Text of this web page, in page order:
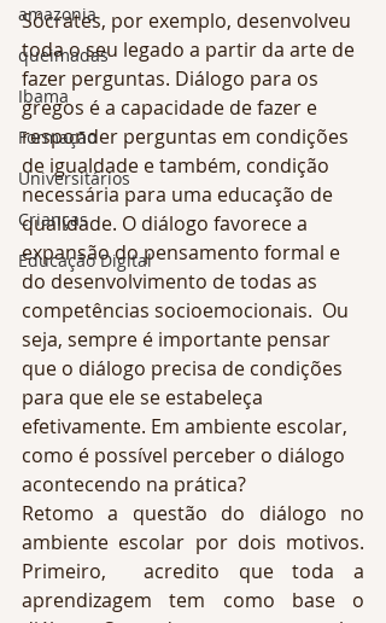
amazonia
queimadas
Ibama
Formação
Universitários
Crianças
Educação Digital
Sócrates, por exemplo, desenvolveu
toda o seu legado a partir da arte de
fazer perguntas. Diálogo para os
gregos é a capacidade de fazer e
responder perguntas em condições
de igualdade e também, condição
necessária para uma educação de
qualidade. O diálogo favorece a
expansão do pensamento formal e
do desenvolvimento de todas as
competências socioemocionais.  Ou
seja, sempre é importante pensar
que o diálogo precisa de condições
para que ele se estabeleça
efetivamente. Em ambiente escolar,
como é possível perceber o diálogo
acontecendo na prática?
Retomo a questão do diálogo no
ambiente escolar por dois motivos.
Primeiro,  acredito que toda a
aprendizagem tem como base o